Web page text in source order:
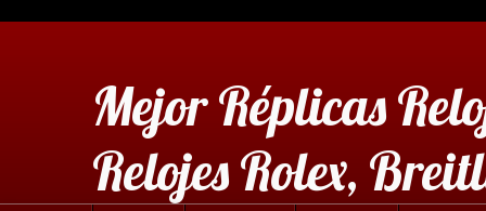
Mejor Réplicas
Relojes Rolex,